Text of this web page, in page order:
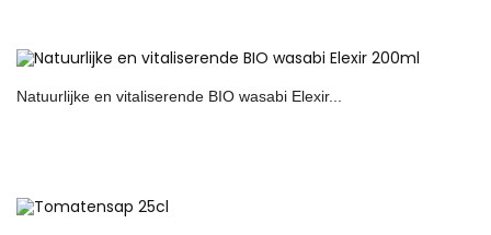
Natuurlijke en vitaliserende BIO wasabi Elexir...